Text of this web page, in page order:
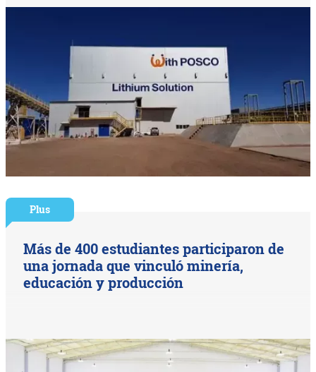
Plus
Más de 400 estudiantes participaron de
una jornada que vinculó minería,
educación y producción